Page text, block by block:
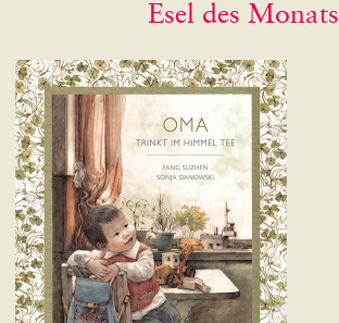
Esel des Monats